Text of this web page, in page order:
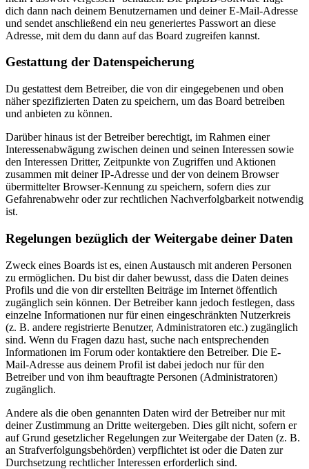
dich dann nach deinem Benutzernamen und deiner E-Mail-Adresse
und sendet anschließend ein neu generiertes Passwort an diese
Adresse, mit dem du dann auf das Board zugreifen kannst.
Gestattung der Datenspeicherung
Du gestattest dem Betreiber, die von dir eingegebenen und oben
näher spezifizierten Daten zu speichern, um das Board betreiben
und anbieten zu können.
Darüber hinaus ist der Betreiber berechtigt, im Rahmen einer
Interessenabwägung zwischen deinen und seinen Interessen sowie
den Interessen Dritter, Zeitpunkte von Zugriffen und Aktionen
zusammen mit deiner IP-Adresse und der von deinem Browser
übermittelter Browser-Kennung zu speichern, sofern dies zur
Gefahrenabwehr oder zur rechtlichen Nachverfolgbarkeit notwendig
ist.
Regelungen bezüglich der Weitergabe deiner Daten
Zweck eines Boards ist es, einen Austausch mit anderen Personen
zu ermöglichen. Du bist dir daher bewusst, dass die Daten deines
Profils und die von dir erstellten Beiträge im Internet öffentlich
zugänglich sein können. Der Betreiber kann jedoch festlegen, dass
einzelne Informationen nur für einen eingeschränkten Nutzerkreis
(z. B. andere registrierte Benutzer, Administratoren etc.) zugänglich
sind. Wenn du Fragen dazu hast, suche nach entsprechenden
Informationen im Forum oder kontaktiere den Betreiber. Die E-
Mail-Adresse aus deinem Profil ist dabei jedoch nur für den
Betreiber und von ihm beauftragte Personen (Administratoren)
zugänglich.
Andere als die oben genannten Daten wird der Betreiber nur mit
deiner Zustimmung an Dritte weitergeben. Dies gilt nicht, sofern er
auf Grund gesetzlicher Regelungen zur Weitergabe der Daten (z. B.
an Strafverfolgungsbehörden) verpflichtet ist oder die Daten zur
Durchsetzung rechtlicher Interessen erforderlich sind.